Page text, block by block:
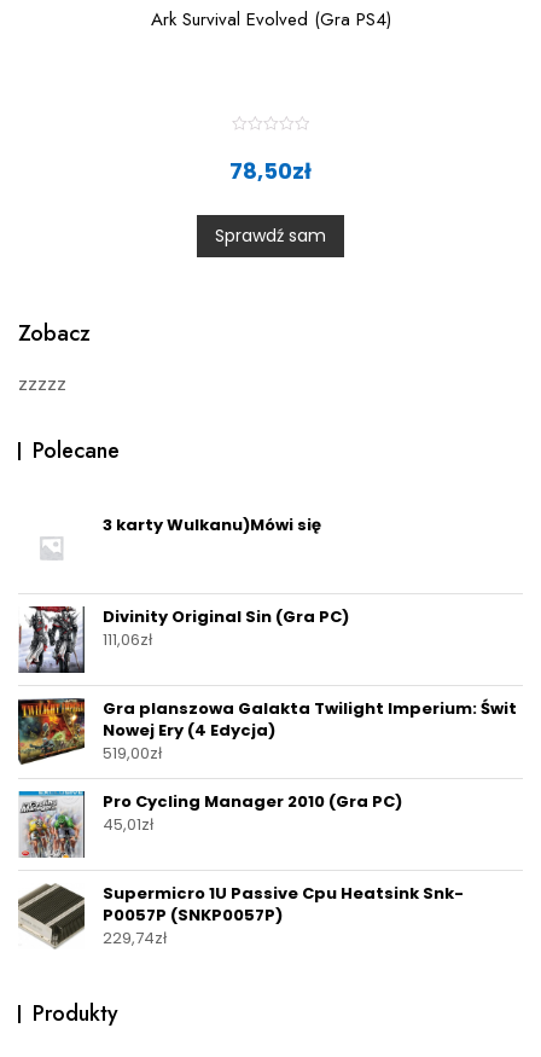
Ark Survival Evolved (Gra PS4)
t
0
o
u
t
78,50zł
Sprawdź sam
Zobacz
zzzzz
Polecane
3 karty Wulkanu)Mówi się
Divinity Original Sin (Gra PC)
111,06zł
Gra planszowa Galakta Twilight Imperium: Świt
Nowej Ery (4 Edycja)
519,00zł
Pro Cycling Manager 2010 (Gra PC)
45,01zł
Supermicro 1U Passive Cpu Heatsink Snk-
P0057P (SNKP0057P)
229,74zł
Produkty